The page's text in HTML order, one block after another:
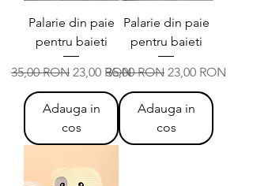
Palarie din paie
pentru baieti
Preț normal
35,00 RON Preț redus
23,00 RON
Adauga in
cos
Palarie din paie
pentru baieti
Preț normal
35,00 RON Preț redus
23,00 RON
Adauga in
cos